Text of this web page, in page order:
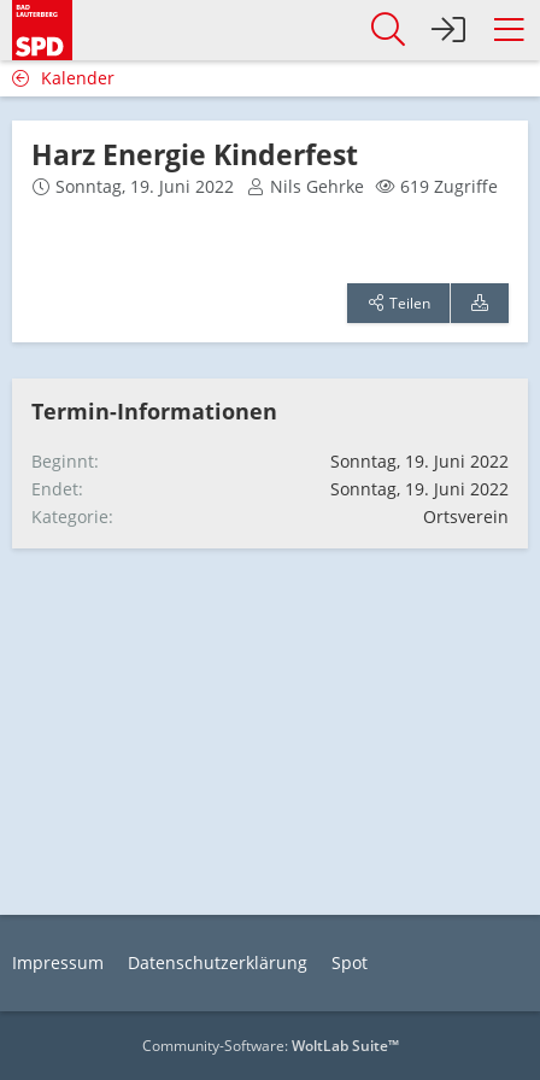
Kalender
Harz Energie Kinderfest
Sonntag, 19. Juni 2022 Nils Gehrke 619 Zugriffe
Teilen
Termin-Informationen
Beginnt
Sonntag, 19. Juni 2022
Endet
Sonntag, 19. Juni 2022
Kategorie
Ortsverein
Impressum Datenschutzerklärung Spot
Community-Software:WoltLab Suite™